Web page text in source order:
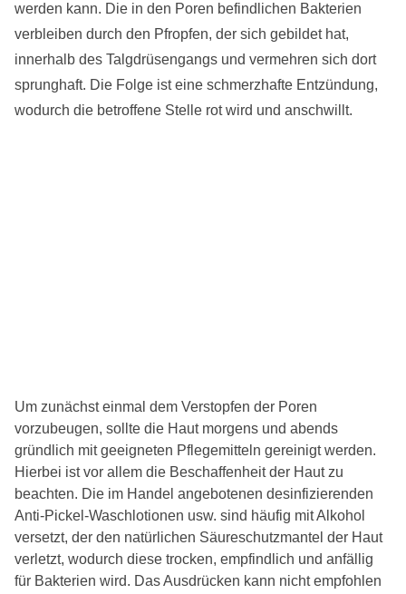
werden kann. Die in den Poren befindlichen Bakterien
verbleiben durch den Pfropfen, der sich gebildet hat,
innerhalb des Talgdrüsengangs und vermehren sich dort
sprunghaft. Die Folge ist eine schmerzhafte Entzündung,
wodurch die betroffene Stelle rot wird und anschwillt.
Um zunächst einmal dem Verstopfen der Poren
vorzubeugen, sollte die Haut morgens und abends
gründlich mit geeigneten Pflegemitteln gereinigt werden.
Hierbei ist vor allem die Beschaffenheit der Haut zu
beachten. Die im Handel angebotenen desinfizierenden
Anti-Pickel-Waschlotionen usw. sind häufig mit Alkohol
versetzt, der den natürlichen Säureschutzmantel der Haut
verletzt, wodurch diese trocken, empfindlich und anfällig
für Bakterien wird. Das Ausdrücken kann nicht empfohlen